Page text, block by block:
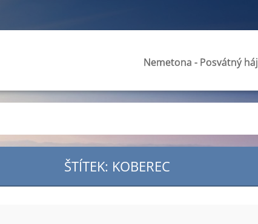
Nemetona - Posvátný háj
ŠTÍTEK: KOBEREC